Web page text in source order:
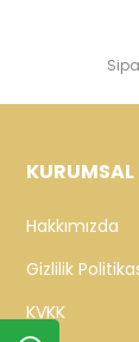
KURUMSAL
Hakkımızda
Gizlilik
KVKK